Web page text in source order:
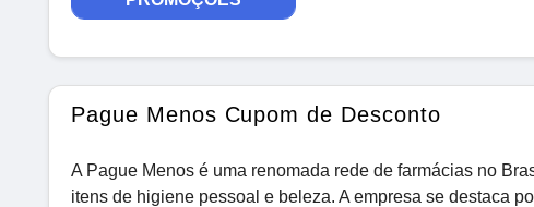
Pague Menos Cupom de Desconto
A Pague Menos é uma renomada rede de farmácias no
itens de higiene pessoal e beleza. A empresa se destaca